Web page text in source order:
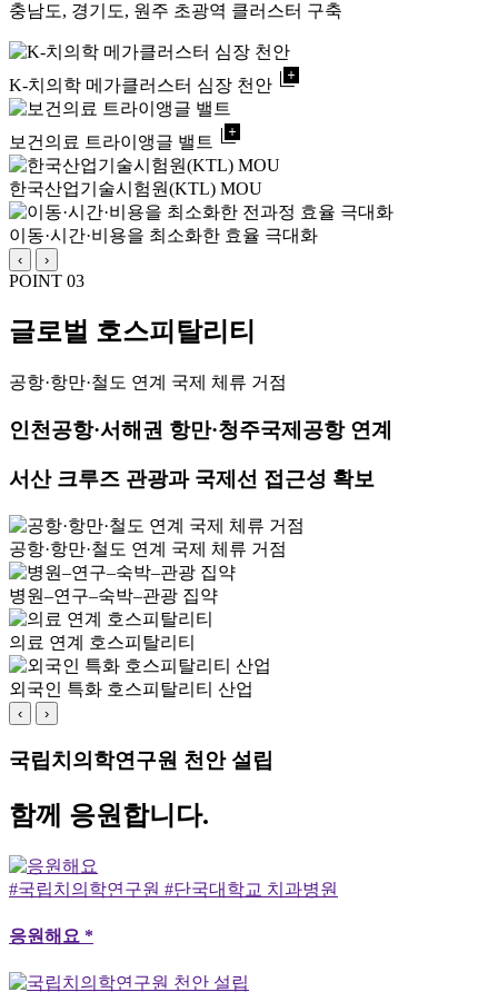
충남도, 경기도, 원주 초광역 클러스터 구축
K-치의학 메가클러스터 심장 천안 library_add
보건의료 트라이앵글 밸트 library_add
한국산업기술시험원(KTL) MOU
이동·시간·비용을 최소화한 효율 극대화
‹ ›
POINT 03
글로벌 호스피탈리티
공항·항만·철도 연계 국제 체류 거점
인천공항·서해권 항만·청주국제공항 연계
서산 크루즈 관광과 국제선 접근성 확보
공항·항만·철도 연계 국제 체류 거점
병원–연구–숙박–관광 집약
의료 연계 호스피탈리티
외국인 특화 호스피탈리티 산업
‹ ›
국립치의학연구원 천안 설립
함께 응원합니다.
#국립치의학연구원 #단국대학교 치과병원
응원해요 *